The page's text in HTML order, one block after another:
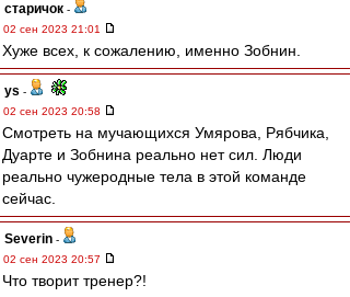
старичок -
02 сен 2023 21:01
Хуже всех, к сожалению, именно Зобнин.
ys -
02 сен 2023 20:58
Смотреть на мучающихся Умярова, Рябчика,
Дуарте и Зобнина реально нет сил. Люди
реально чужеродные тела в этой команде
сейчас.
Severin -
02 сен 2023 20:57
Что творит тренер?!